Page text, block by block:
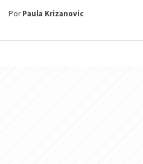
PorPaula Krizanovic